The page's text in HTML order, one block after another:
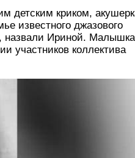
детским криком,
известного джазового
назвали Ириной. Малышка
участников коллектива